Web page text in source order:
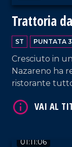
Trattoria
ST PUNTATA
Cresciuto in
Nazareno ha
ristorante
dedicata alla
01:11:06
VAI AL TITOLO